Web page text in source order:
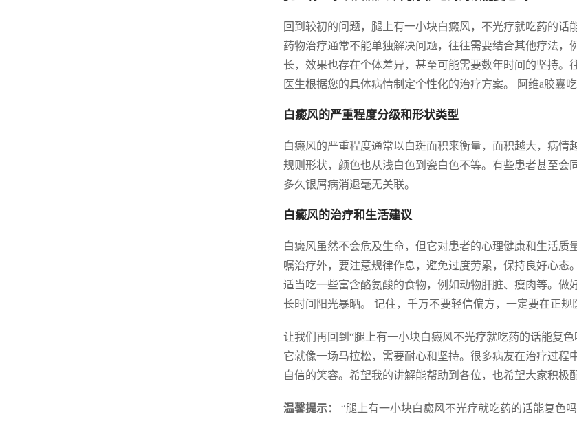
回到较初的问题，腿上有一小块白癜风，不光疗就吃药的
药物治疗通常不能单独解决问题，往往需要结合其他疗法
长，效果也存在个体差异，甚至可能需要数年时间的坚持
医生根据您的具体病情制定个性化的治疗方案。 阿维a胶囊
白癜风的严重程度分级和形状类型
白癜风的严重程度通常以白斑面积来衡量，面积越大，病
规则形状，颜色也从浅白色到瓷白色不等。有些患者甚至
多久银屑病消退毫无关联。
白癜风的治疗和生活建议
白癜风虽然不会危及生命，但它对患者的心理健康和生活
嘱治疗外，要注意规律作息，避免过度劳累，保持良好心态
适当吃一些富含酪氨酸的食物，例如动物肝脏、瘦肉等。
长时间阳光暴晒。 记住，千万不要轻信偏方，一定要在正规
让我们再回到“腿上有一小块白癜风不光疗就吃药的话能复
它就像一场马拉松，需要耐心和坚持。很多病友在治疗过
自信的笑容。希望我的讲解能帮助到各位，也希望大家积极
温馨提示：
“腿上有一小块白癜风不光疗就吃药的话能复色